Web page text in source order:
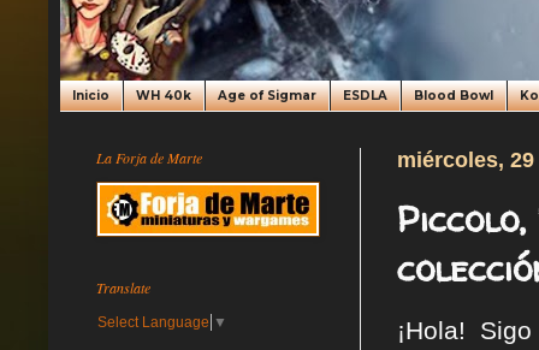
Inicio WH 40k Age of Sigmar ESDLA Blood Bowl
miércoles,
¡Hola!
La Forja de Marte
Translate
Select Language ▼